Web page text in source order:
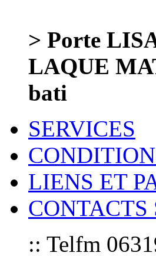
> Porte
LAQUE
bati
SERVICES
LIENS ET
CONTACTS
:: Telfm